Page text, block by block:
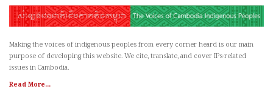
Making the voices of indigenous peoples from every corner heard is our main
purpose of developing this website. We cite, translate, and cover IPs-related
issues in Cambodia.
Read More...